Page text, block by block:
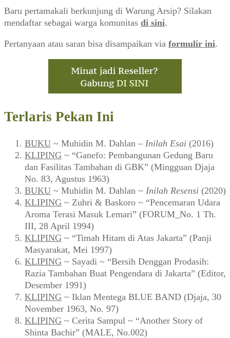
Baru pertamakali berkunjung di Warung Arsip? Silakan
mendaftar sebagai warga komunitas di sini.
Pertanyaan atau saran bisa disampaikan via formulir ini.
Terlaris Pekan Ini
BUKU ~ Muhidin M. Dahlan – Inilah Esai (2016)
KLIPING ~ “Ganefo: Pembangunan Gedung Baru
dan Fasilitas Tambahan di GBK” (Mingguan Djaja
No. 83, Agustus 1963)
BUKU ~ Muhidin M. Dahlan ~ Inilah Resensi (2020)
KLIPING ~ Zuhri & Baskoro ~ “Pencemaran Udara
Aroma Terasi Masuk Lemari” (FORUM_No. 1 Th.
III, 28 April 1994)
KLIPING ~ “Timah Hitam di Atas Jakarta” (Panji
Masyarakat, Mei 1997)
KLIPING ~ Sayadi ~ “Bersih Denggan Prodasih:
Razia Tambahan Buat Pengendara di Jakarta” (Editor,
Desember 1991)
KLIPING ~ Iklan Mentega BLUE BAND (Djaja, 30
November 1963, No. 97)
KLIPING ~ Cerita Sampul ~ “Another Story of
Shinta Bachir” (MALE, No.002)